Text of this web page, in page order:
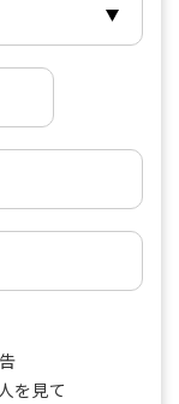
を見て